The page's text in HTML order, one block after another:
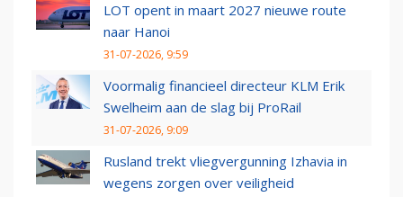
LOT opent in maart 2027 nieuwe route
naar Hanoi
31-07-2026, 9:59
Voormalig financieel directeur KLM Erik
Swelheim aan de slag bij ProRail
31-07-2026, 9:09
Rusland trekt vliegvergunning Izhavia in
wegens zorgen over veiligheid